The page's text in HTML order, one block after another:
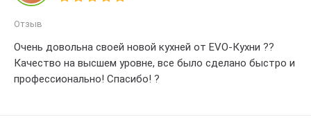
Отзыв
Очень довольна своей новой кухней от EVO-Кухни ??
Качество на высшем уровне, все было сделано быстро и
профессионально! Спасибо! ?